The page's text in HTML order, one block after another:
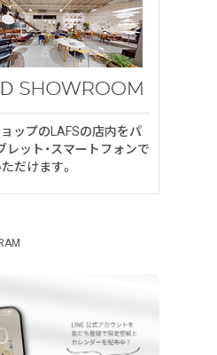
ップのLAFSの店内をパ
レット・スマートフォンで
だけます。